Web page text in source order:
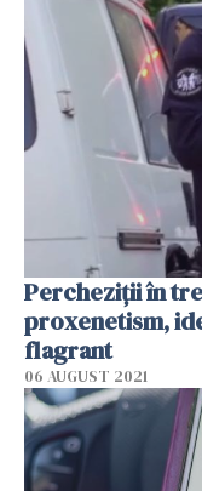
Percheziţii în
proxenetism,
flagrant
06 AUGUST 2021